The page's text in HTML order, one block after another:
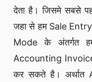
देता है। जिसमे सबसे
जहा से हम Sale
Mode के अंतर्गत
Accounting
कर सकते है। अर्थात